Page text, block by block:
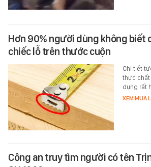
Hơn 90% người dùng không biết
chiếc lỗ trên thước cuộn
Chi tiết
thực
dụng rất
XEM MUA
Công an truy tìm người có tên